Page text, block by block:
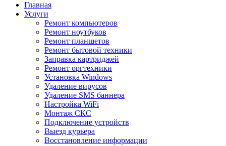
Главная
Услуги
Ремонт компьютеров
Ремонт ноутбуков
Ремонт планшетов
Ремонт бытовой техники
Заправка картриджей
Ремонт оргтехники
Установка Windows
Удаление вирусов
Удаление SMS баннера
Настройка WiFi
Монтаж СКС
Подключение устройств
Выезд курьера
Восстановление информации